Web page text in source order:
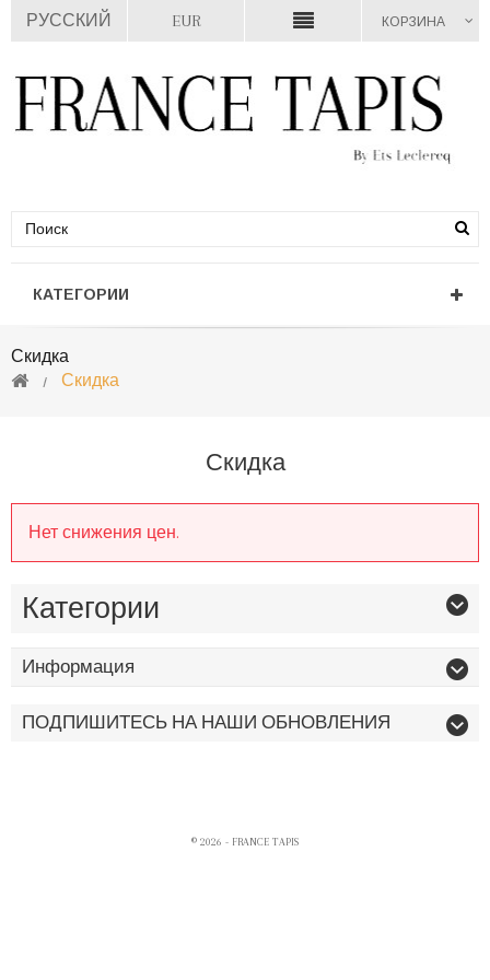
РУССКИЙ EUR КОРЗИНА
КАТЕГОРИИ
Скидка
Скидка
Скидка
Нет снижения цен.
Категории
Информация
© 2026 - FRANCE TAPIS
ПОДПИШИТЕСЬ НА НАШИ ОБНОВЛЕНИЯ